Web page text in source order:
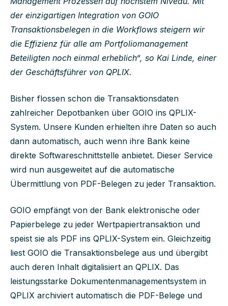
der einzigartigen Integration von GOIO
Transaktionsbelegen in die Workflows steigern wir
die Effizienz für alle am Portfoliomanagement
Beteiligten noch einmal erheblich“, so Kai Linde, einer
der Geschäftsführer von QPLIX.
Bisher flossen schon die Transaktionsdaten
zahlreicher Depotbanken über GOIO ins QPLIX-
System. Unsere Kunden erhielten ihre Daten so auch
dann automatisch, auch wenn ihre Bank keine
direkte Softwareschnittstelle anbietet. Dieser Service
wird nun ausgeweitet auf die automatische
Übermittlung von PDF-Belegen zu jeder Transaktion.
GOIO empfängt von der Bank elektronische oder
Papierbelege zu jeder Wertpapiertransaktion und
speist sie als PDF ins QPLIX-System ein. Gleichzeitig
liest GOIO die Transaktionsbelege aus und übergibt
auch deren Inhalt digitalisiert an QPLIX. Das
leistungsstarke Dokumentenmanagementsystem in
QPLIX archiviert automatisch die PDF-Belege und